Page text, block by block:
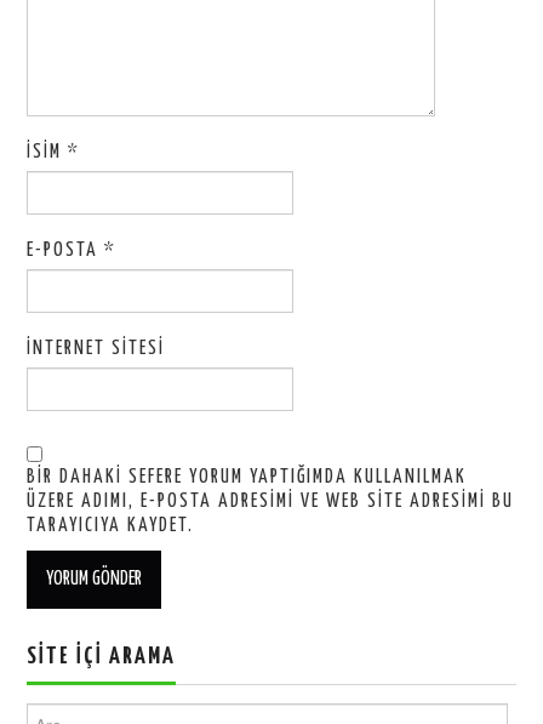
İSIM*
E-POSTA*
İNTERNET SITESI
BIR DAHAKI SEFERE YORUM YAPTIĞIMDA KULLANILMAK
ÜZERE ADIMI, E-POSTA ADRESIMI VE WEB SITE ADRESIMI BU
TARAYICIYA KAYDET.
SITE İÇI ARAMA
Ara: